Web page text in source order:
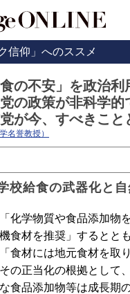
信仰」へのススメ
の不安」を政治利
の政策が非科学的
が今、すべきこと
名誉教授）
校給食の武器化と
化学物質や食品添加物
食材を推奨」するとと
食材には地元食材を取
の正当化の根拠として
食品添加物等は成長期